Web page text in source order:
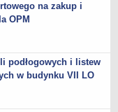
na zakup i
OPM
podłogowych i listew
w budynku VII LO